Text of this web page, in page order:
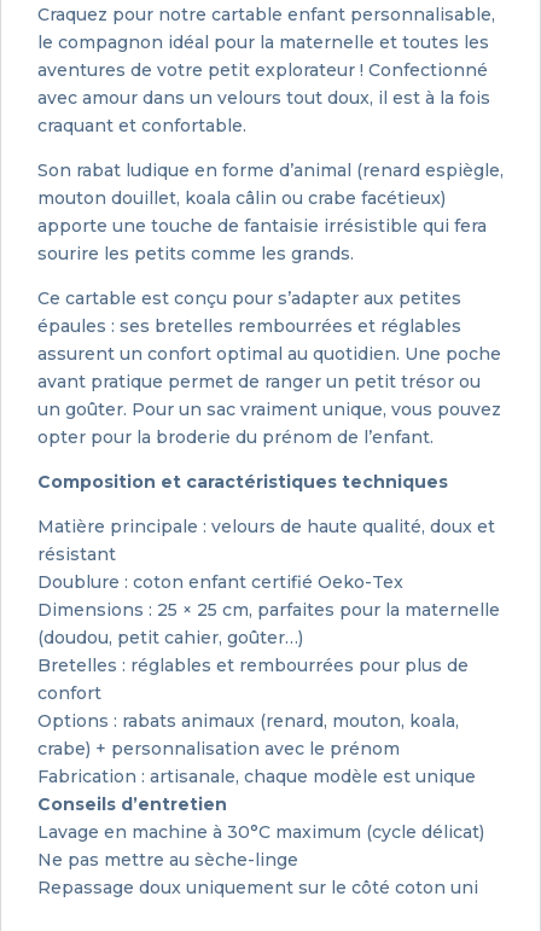
Craquez pour notre cartable enfant personnalisable,
le compagnon idéal pour la maternelle et toutes les
aventures de votre petit explorateur ! Confectionné
avec amour dans un velours tout doux, il est à la fois
craquant et confortable.
Son rabat ludique en forme d’animal (renard espiègle,
mouton douillet, koala câlin ou crabe facétieux)
apporte une touche de fantaisie irrésistible qui fera
sourire les petits comme les grands.
Ce cartable est conçu pour s’adapter aux petites
épaules : ses bretelles rembourrées et réglables
assurent un confort optimal au quotidien. Une poche
avant pratique permet de ranger un petit trésor ou
un goûter. Pour un sac vraiment unique, vous pouvez
opter pour la broderie du prénom de l’enfant.
Composition et caractéristiques techniques
Matière principale : velours de haute qualité, doux et
résistant
Doublure : coton enfant certifié Oeko-Tex
Dimensions : 25 × 25 cm, parfaites pour la maternelle
(doudou, petit cahier, goûter…)
Bretelles : réglables et rembourrées pour plus de
confort
Options : rabats animaux (renard, mouton, koala,
crabe) + personnalisation avec le prénom
Fabrication : artisanale, chaque modèle est unique
Conseils d’entretien
Lavage en machine à 30°C maximum (cycle délicat)
Ne pas mettre au sèche-linge
Repassage doux uniquement sur le côté coton uni